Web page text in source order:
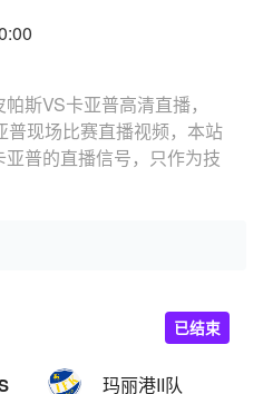
斯VS卡亚普高清直播，
现场比赛直播视频，本站
普的直播信号，只作为技
玛丽港II队
已结束